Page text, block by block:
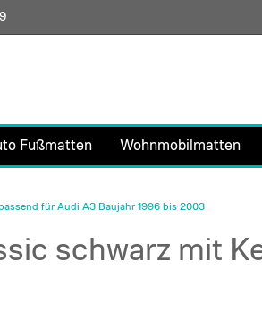
Direkt
zum
Fußmatten Wohnmobilmatten
für Audi A3 Baujahr 1996 bis 2003
schwarz mit